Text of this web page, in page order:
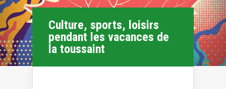
Culture, sports, loisirs
pendant les vacances de
la toussaint